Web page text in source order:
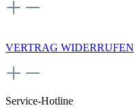
VERTRAG WIDERRUFEN
Service-Hotline